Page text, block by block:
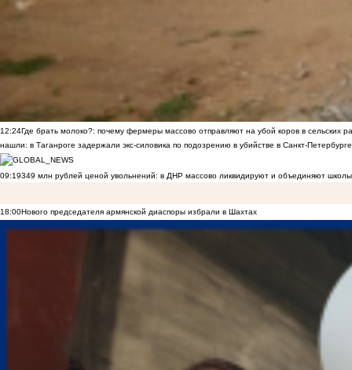
12:24Где брать молоко?: почему фермеры массово отправляют на убой коров в сельских
нашли: в Таганроге задержали экс-силовика по подозрению в убийстве в Санкт-Петербурге
09:19349 млн рублей ценой увольнений: в ДНР массово ликвидируют и объединяют
18:00Нового председателя армянской диаспоры избрали в Шахтах